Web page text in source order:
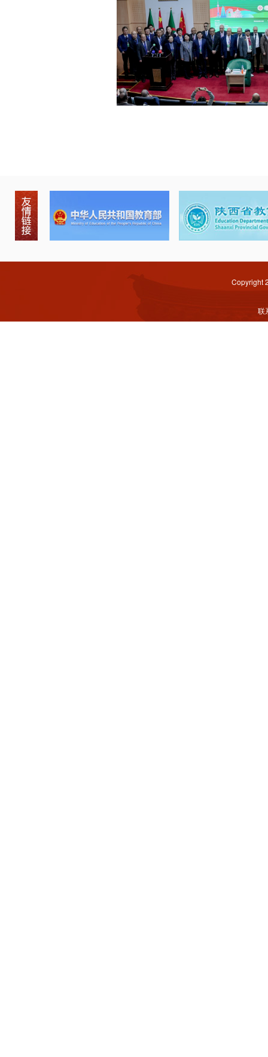
Copyright
联